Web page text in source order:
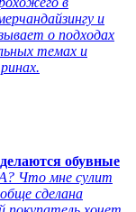
и
о подходах
темах и
обувные
Что мне сулит
сделана